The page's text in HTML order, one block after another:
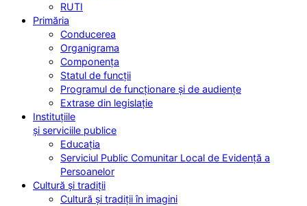
RUTI
Primăria
Conducerea
Organigrama
Componența
Statul de funcții
Programul de funcționare și de audiențe
Extrase din legislație
Instituțiile
și serviciile publice
Educația
Serviciul Public Comunitar Local de Evidență a
Persoanelor
Cultură și tradiții
Cultură și tradiții în imagini